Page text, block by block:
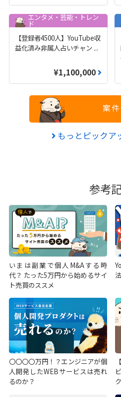
エンタメ・芸能・トレン
ド
【登録者4500人】YouTube収
益化済み非属人占いチャン ...
¥1,100,000
案
もっとピックア
参考
いまは副業で個人M&Aする時
代？ たった5万円から始めるサイ
ト売買のススメ
〇〇〇〇万円！？エンジニアが個
人開発したWEBサービスは売れ
るのか？